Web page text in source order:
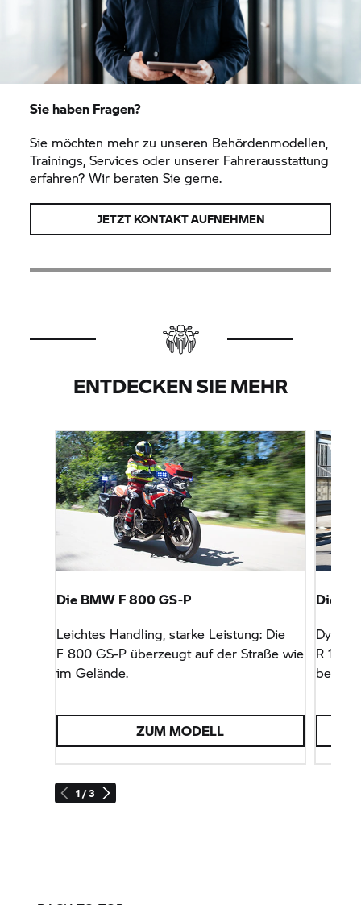
Sie haben Fragen?
Sie möchten mehr zu unseren Behördenmodellen,
Trainings, Services oder unserer Fahrerausstattung
erfahren? Wir beraten Sie gerne.
JETZT KONTAKT AUFNEHMEN
ENTDECKEN SIE MEHR
1 / 3
Die BMW F 800 GS-P
Leichtes Handling, starke Leistung: Die
F 800 GS-P überzeugt auf der Straße wie
im Gelände.
ZUM MODELL
Die
R 1250
bei